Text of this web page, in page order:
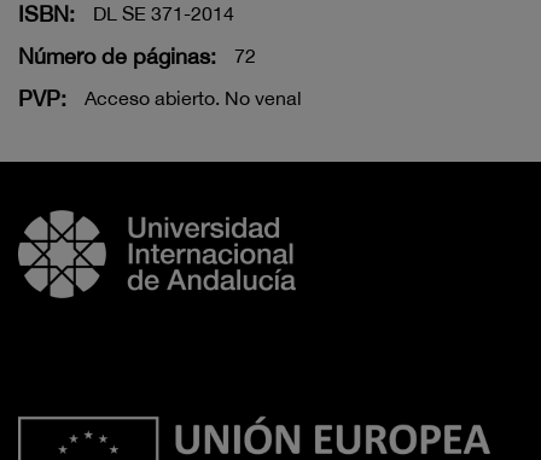
ISBN: DL SE 371-2014
Número de páginas: 72
PVP: Acceso abierto. No venal